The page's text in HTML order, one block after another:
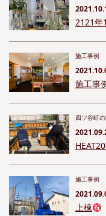
2121年
施工事例
施工事
四ツ谷町
施工事例
上棟